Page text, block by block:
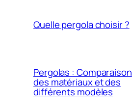
Quelle pergola choisir ?
Pergolas : Comparaison
des matériaux et des
différents modèles